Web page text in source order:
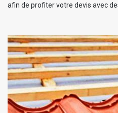
afin de profiter votre devis avec